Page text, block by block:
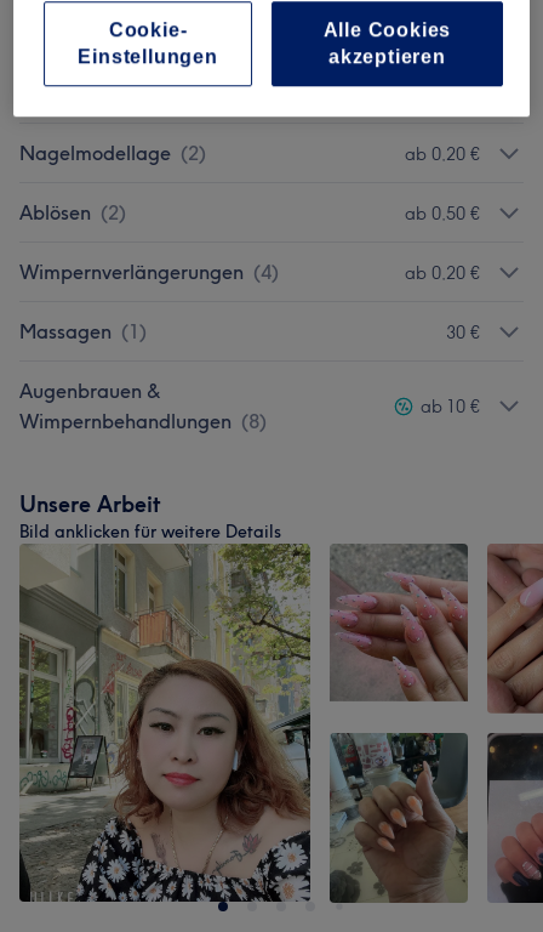
Maniküre & Pediküre ab 3 €
Shellac (3) ab 30 €
Nagelmodellage (2) ab 0,20 €
Ablösen (2) ab 0,50 €
Wimpernverlängerungen (4) ab 0,20 €
Massagen (1) 30 €
Augenbrauen &
Wimpernbehandlungen (8)
ab 10 €
Unsere Arbeit
Bild anklicken für weitere Details
Cookie-
Einstellungen
Alle Cookies
akzeptieren